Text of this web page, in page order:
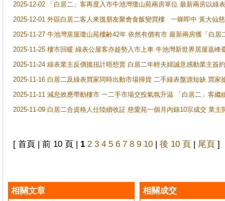
2025-12-02 「白居二」客再度入市牛池灣瓊山苑兩房單位 最新兩房以綠
2025-12-01 外區白居二客人來搵朋友聚會食飯變買樓 一睇即中 黃大仙
2025-11-27 牛池灣居屋瓊山苑樓齢42年 依然有價有市 最新兩房獲「白居
2025-11-25 樓市回暖 綠表公屋客亦趁勢入市上車 牛池灣新世界居屋嘉峰
2025-11-24 綠表業主反價搵扭計唔想賣 白居二年輕夫婦誠意感動業主簽
2025-11-16 白居二及綠表買家同時出動市場掃貨 二手綠表盤源短缺 買
2025-11-11 減息效應帶動樓市 一二手市場交投氣氛升温 「白居二」客
2025-11-09 白居二合資格人仕陸續收証 慈愛苑一個月內錄10宗成交 業
[ 首頁 | 前 10 頁 | 1 2 3 4 5 6 7 8 9 10 | 後 10 頁 | 尾頁 ]
相關文章 相關成交